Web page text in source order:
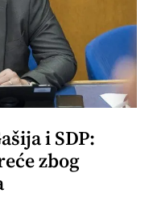
i SDP:
zbog